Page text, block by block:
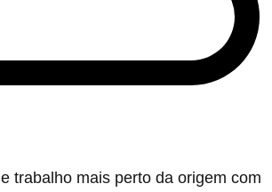
trabalho mais perto da origem com